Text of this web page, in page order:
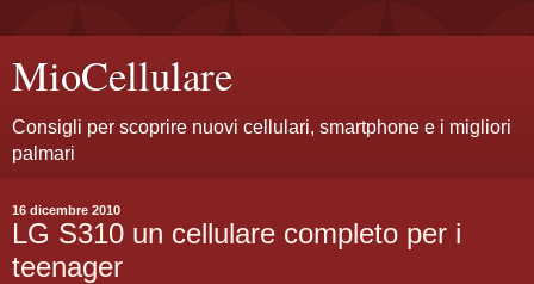
MioCellulare
Consigli per scoprire nuovi cellulari, smartphone e i migliori
palmari
16 dicembre 2010
LG S310 un cellulare completo per i
teenager